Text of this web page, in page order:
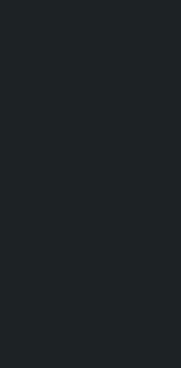
कनाडा भेजने के नाम पर 37 लाख रुपये
आइए समानता और विविधता में एकता
रसोई गैस की कालाबाजारी रोकने के
के डिपो में सादे कपड़ों में पुलिस तैनात